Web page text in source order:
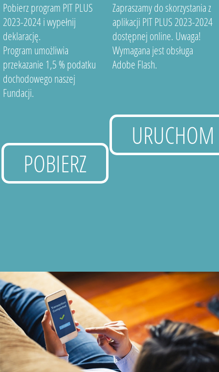
Pobierz program PIT PLUS
2023-2024 i wypełnij
deklarację.
Program umożliwia
przekazanie 1,5 % podatku
dochodowego naszej
Fundacji.
POBIERZ
Zapraszamy do skorzystania z
aplikacji PIT PLUS 2023-2024
dostępnej online. Uwaga!
Wymagana jest obsługa
Adobe Flash.
URUCHOM